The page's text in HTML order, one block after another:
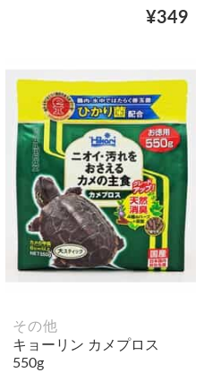
¥349
その他
キョーリン カメプロス
550g